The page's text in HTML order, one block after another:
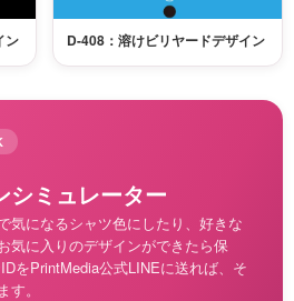
ン D-408：溶けビリヤードデザイン
シミュレーター
気になるシャツ色にしたり、好きな
気に入りのデザインができたら保
をPrintMedia公式LINEに送れば、そ
。